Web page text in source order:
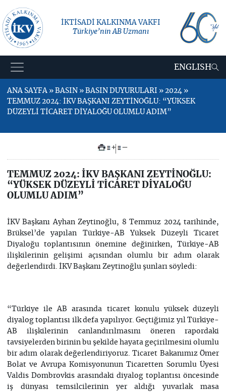
İKTİSADİ KALKINMA VAKFI
Türkiye’nin AB Uzmanı
ENGLISH
ANA SAYFA » BASIN » BASIN DUYURULARI » 2024 »
TEMMUZ 2024: İKV BAŞKANI ZEYTİNOĞLU: “YÜKSEK
DÜZEYLİ TİCARET DİYALOĞU OLUMLU ADIM”
+ –
TEMMUZ 2024: İKV BAŞKANI ZEYTİNOĞLU:
“YÜKSEK DÜZEYLİ TİCARET DİYALOĞU
OLUMLU ADIM”
İKV Başkanı Ayhan Zeytinoğlu, 8 Temmuz 2024 tarihinde,
Brüksel’de yapılan Türkiye-AB Yüksek Düzeyli Ticaret
Diyaloğu toplantısının önemine değinirken, Türkiye-AB
ilişkilerinin gelişimi açısından olumlu bir adım olarak
değerlendirdi. İKV Başkanı Zeytinoğlu şunları söyledi:
“Türkiye ile AB arasında ticaret konulu yüksek düzeyli
diyalog toplantısı ilk defa yapılıyor. Geçtiğimiz yıl Türkiye-
AB ilişkilerinin canlandırılmasını öneren rapordaki
tavsiyelerden birinin bu şekilde hayata geçirilmesini olumlu
bir adım olarak değerlendiriyoruz. Ticaret Bakanımız Ömer
Bolat ve Avrupa Komisyonunun Ticaretten Sorumlu Üyesi
Valdis Dombrovkis arasındaki diyalog toplantısı öncesinde
iş dünyası temsilcilerinin yer aldığı yuvarlak masa